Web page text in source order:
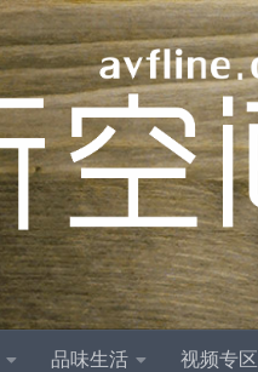
品味生活 视频专区